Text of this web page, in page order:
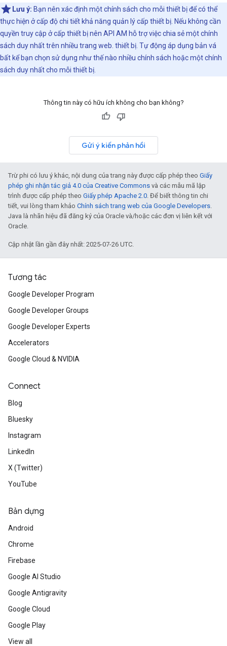
Lưu ý: Bạn nên xác định một chính sách cho mỗi thiết bị để có thể
thực hiện ở cấp độ chi tiết khả năng quản lý cấp thiết bị. Nếu không cần
quyền truy cập ở cấp thiết bị nên API AM hỗ trợ việc chia sẻ một chính
sách duy nhất trên nhiều trang web. thiết bị. Tự động áp dụng bản vá
bất kể bạn chọn sử dụng như thế nào nhiều chính sách hoặc một chính
sách duy nhất cho mỗi thiết bị.
Thông tin này có hữu ích không cho bạn không?
Gửi ý kiến phản hồi
Trừ phi có lưu ý khác, nội dung của trang này được cấp phép theo Giấy
phép ghi nhận tác giả 4.0 của Creative Commons và các mẫu mã lập
trình được cấp phép theo Giấy phép Apache 2.0. Để biết thông tin chi
tiết, vui lòng tham khảo Chính sách trang web của Google Developers.
Java là nhãn hiệu đã đăng ký của Oracle và/hoặc các đơn vị liên kết với
Oracle.
Cập nhật lần gần đây nhất: 2025-07-26 UTC.
Tương tác
Google Developer Program
Google Developer Groups
Google Developer Experts
Accelerators
Google Cloud & NVIDIA
Connect
Blog
Bluesky
Instagram
LinkedIn
X (Twitter)
YouTube
Bản dựng
Android
Chrome
Firebase
Google AI Studio
Google Antigravity
Google Cloud
Google Play
View all